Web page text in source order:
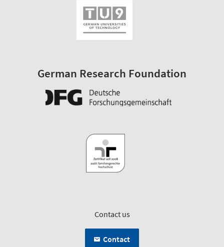
German Research Foundation
Contact us
Contact